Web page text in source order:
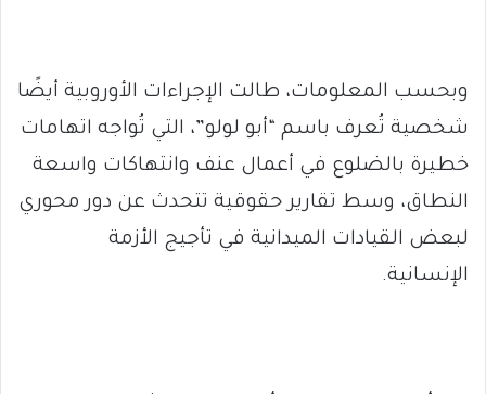
وبحسب المعلومات، طالت الإجراءات الأوروبية أيضًا
شخصية تُعرف باسم “أبو لولو”، التي تُواجه اتهامات
خطيرة بالضلوع في أعمال عنف وانتهاكات واسعة
النطاق، وسط تقارير حقوقية تتحدث عن دور محوري
لبعض القيادات الميدانية في تأجيج الأزمة
الإنسانية.